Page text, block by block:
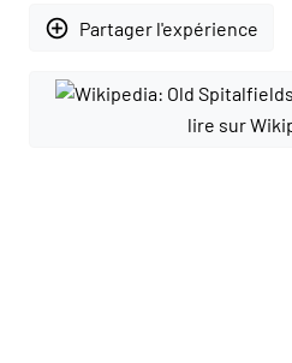
add_circle_outline Partager l'expérience
lire sur